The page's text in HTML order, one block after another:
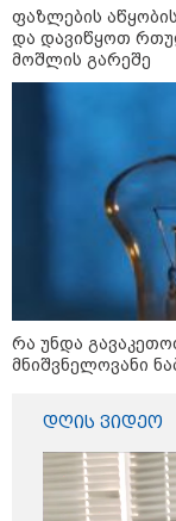
სამართალი
ფაზლების
და დავიწყოთ
მოშლის გარეშე
რა უნდა
მნიშვნელოვანი
დღის ვიდეო